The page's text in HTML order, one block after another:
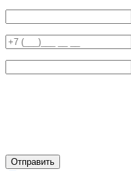
Отправить